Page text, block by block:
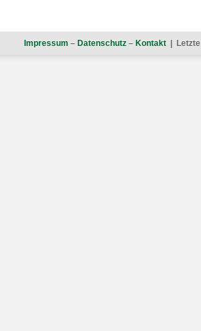
Impressum – Datenschutz – Kontakt |